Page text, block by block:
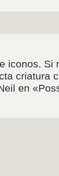
iconos. Si
criatura
en